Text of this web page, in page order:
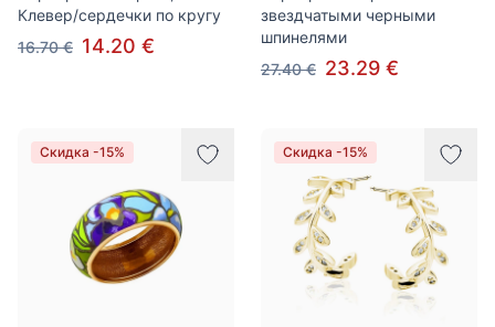
Клевер/сердечки по кругу
16.70 € 14.20 €
звездчатыми черными
шпинелями
27.40 € 23.29 €
Скидка -15% Скидка -15%